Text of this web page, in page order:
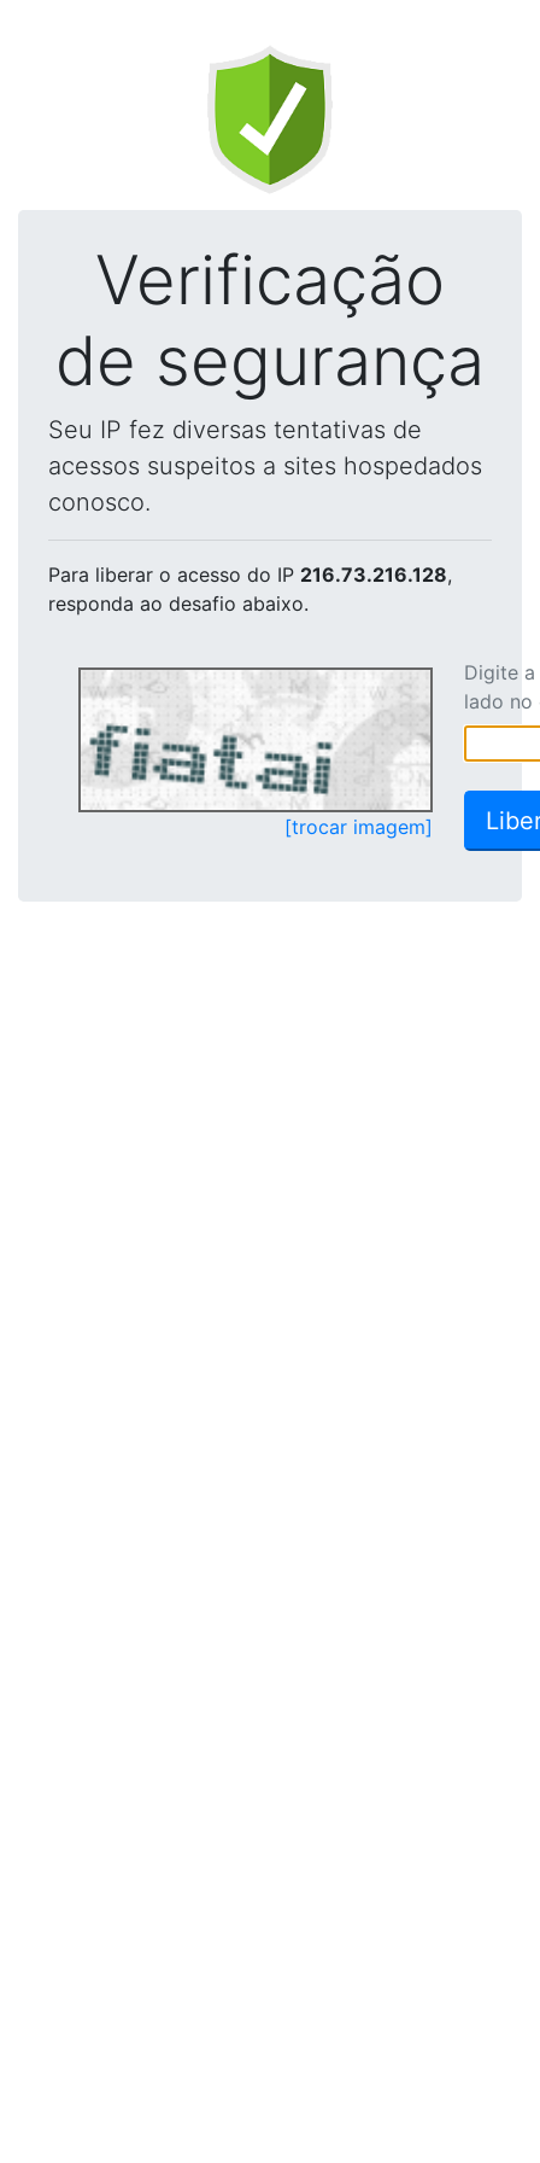
Verificação
de segurança
Seu IP fez diversas tentativas de
acessos suspeitos a sites hospedados
conosco.
Para liberar o acesso do IP 216.73.216.128,
responda ao desafio abaixo.
[trocar imagem]
Digite
lado no